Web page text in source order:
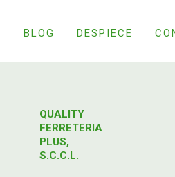
BLOG DESPIECE
QUALITY
FERRETERIA
PLUS,
S.C.C.L.